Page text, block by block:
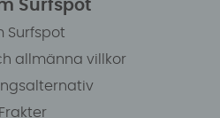
Surfspot
Surfspot
allmänna villkor
Frakter